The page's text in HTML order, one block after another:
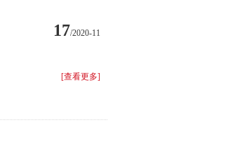
17/2020-11
[查看更多]